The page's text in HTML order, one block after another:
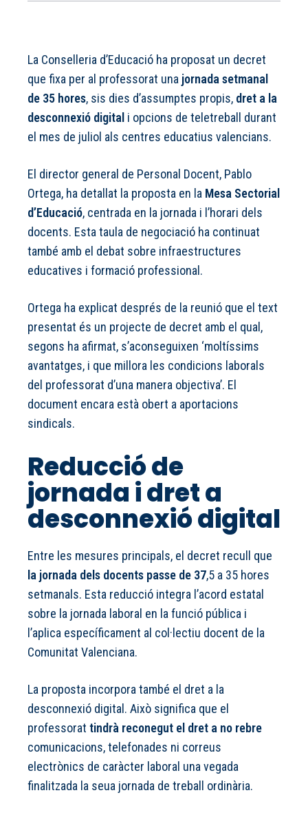
La Conselleria d’Educació ha proposat un decret
que fixa per al professorat una jornada setmanal
de 35 hores, sis dies d’assumptes propis, dret a la
desconnexió digital i opcions de teletreball durant
el mes de juliol als centres educatius valencians.
El director general de Personal Docent, Pablo
Ortega, ha detallat la proposta en la Mesa Sectorial
d’Educació, centrada en la jornada i l’horari dels
docents. Esta taula de negociació ha continuat
també amb el debat sobre infraestructures
educatives i formació professional.
Ortega ha explicat després de la reunió que el text
presentat és un projecte de decret amb el qual,
segons ha afirmat, s’aconseguixen ‘moltíssims
avantatges, i que millora les condicions laborals
del professorat d’una manera objectiva’. El
document encara està obert a aportacions
sindicals.
Reducció de
jornada i dret a
desconnexió digital
Entre les mesures principals, el decret recull que
la jornada dels docents passe de 37,5 a 35 hores
setmanals. Esta reducció integra l’acord estatal
sobre la jornada laboral en la funció pública i
l’aplica específicament al col·lectiu docent de la
Comunitat Valenciana.
La proposta incorpora també el dret a la
desconnexió digital. Això significa que el
professorat tindrà reconegut el dret a no rebre
comunicacions, telefonades ni correus
electrònics de caràcter laboral una vegada
finalitzada la seua jornada de treball ordinària.